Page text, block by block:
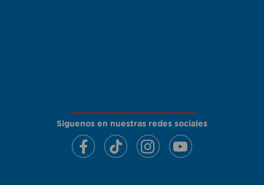
Siguenos en nuestras redes sociales